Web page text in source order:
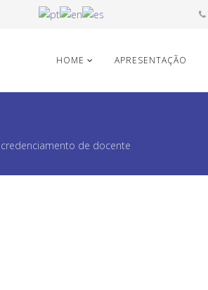
HOME APRESENTAÇÃO
de docente